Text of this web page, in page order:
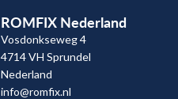
ROMFIX Nederland
Vosdonkseweg 4
4714 VH Sprundel
Nederland
info@romfix.nl